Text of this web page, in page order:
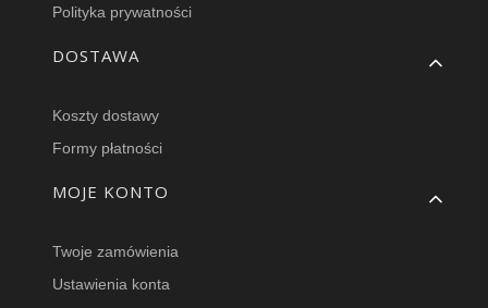
Polityka prywatności
DOSTAWA
Koszty dostawy
Formy płatności
MOJE KONTO
Twoje zamówienia
Ustawienia konta